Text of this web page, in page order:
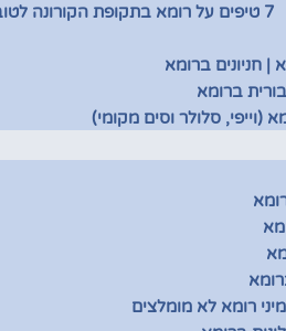
7 טיפים על רומא בתקופת הקורונה לטובת שומרי כשרות
| חניונים ברומא
ברומא
(וייפי, סלולר וסים מקומי)
רומא לא מומלצים